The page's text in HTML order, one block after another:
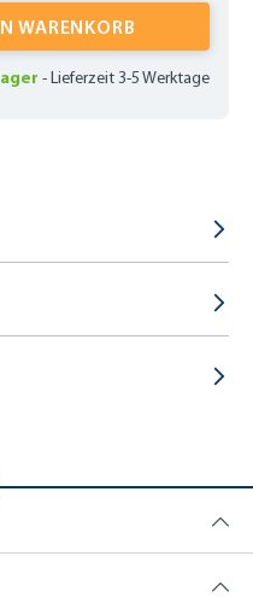
gewünschten
WARENKORB
-Lieferzeit 3-5 Werktage